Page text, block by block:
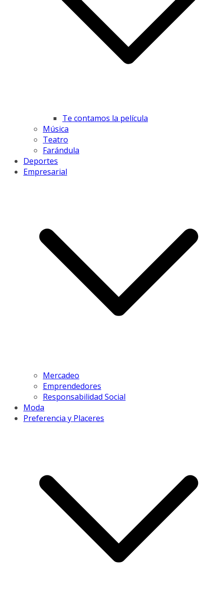
Te contamos la película
Música
Teatro
Farándula
Deportes
Empresarial
Mercadeo
Emprendedores
Responsabilidad Social
Moda
Preferencia y Placeres